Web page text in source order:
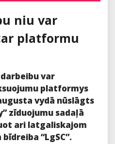
niu var
platformu
darbeibu var
platformys
vydā nūslāgts
zīduojumu sadaļā
ari latgaliskajom
“LgSC”.